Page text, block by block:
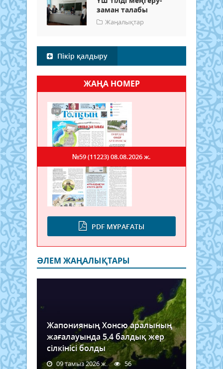
заман талабы
Жаңалықтар
Пікір қалдыру
ЖАҢА НОМЕР
PDF МҰРАҒАТЫ
№59 (11223)08.08.2026 ж.
ӘЛЕМ ЖАҢАЛЫҚТАРЫ
Жапонияның Хонсю аралының
жағалауында 5,4 балдық жер
сілкінісі болды
09 тамыз 2026 ж. 56